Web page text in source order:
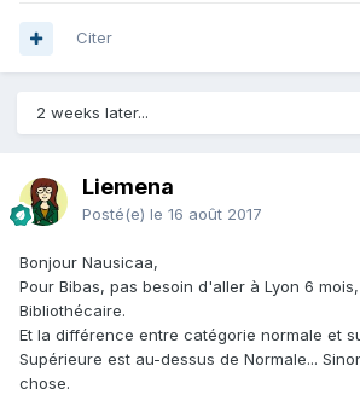
Citer
2 weeks later...
Liemena
Posté(e) le 16 août 2017
Bonjour Nausicaa,
Pour Bibas, pas besoin d'aller à Lyon 6
Bibliothécaire.
Et la différence entre catégorie normale et
Supérieure est au-dessus de Normale...
chose.